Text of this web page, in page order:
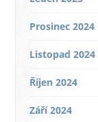
Prosinec 2024
Listopad 2024
Říjen 2024
Září 2024